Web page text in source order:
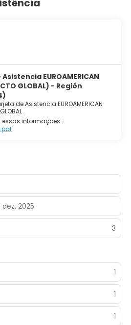
EUROAMERICAN
GLOBAL) - Región
de Asistencia EUROAMERICAN
essas informações:
dez. 2025
3
1
1
1